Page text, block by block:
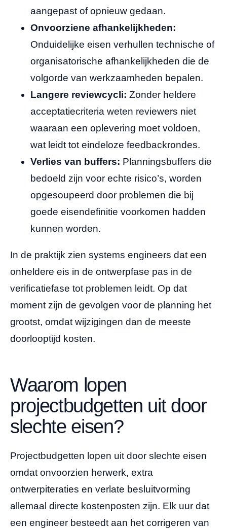
aangepast of opnieuw gedaan.
Onvoorziene afhankelijkheden:
Onduidelijke eisen verhullen technische of
organisatorische afhankelijkheden die de
volgorde van werkzaamheden bepalen.
Langere reviewcycli: Zonder heldere
acceptatiecriteria weten reviewers niet
waaraan een oplevering moet voldoen,
wat leidt tot eindeloze feedbackrondes.
Verlies van buffers: Planningsbuffers die
bedoeld zijn voor echte risico’s, worden
opgesoupeerd door problemen die bij
goede eisendefinitie voorkomen hadden
kunnen worden.
In de praktijk zien systems engineers dat een
onheldere eis in de ontwerpfase pas in de
verificatiefase tot problemen leidt. Op dat
moment zijn de gevolgen voor de planning het
grootst, omdat wijzigingen dan de meeste
doorlooptijd kosten.
Waarom lopen
projectbudgetten uit door
slechte eisen?
Projectbudgetten lopen uit door slechte eisen
omdat onvoorzien herwerk, extra
ontwerpiteraties en verlate besluitvorming
allemaal directe kostenposten zijn. Elk uur dat
een engineer besteedt aan het corrigeren van